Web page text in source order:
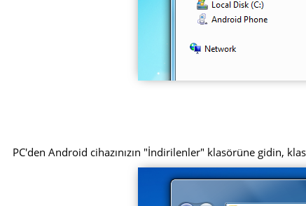
PC'den Android cihazınızın "İndirilenler" klasörüne gidin,